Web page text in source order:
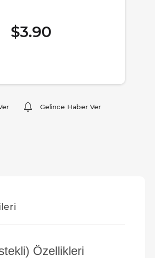
$3.90
Gelince Haber Ver
Özellikleri